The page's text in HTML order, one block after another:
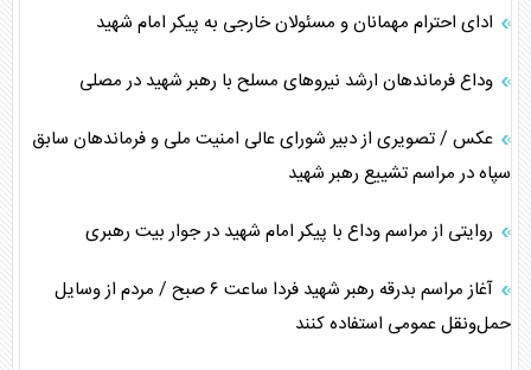
ادای احترام مهمانان و مسئولان خارجی به پیکر امام شهید
وداع فرماندهان ارشد نیروهای مسلح با رهبر شهید در مصلی
عکس / تصویری از دبیر شورای عالی امنیت ملی و فرماندهان سابق
سپاه در مراسم تشییع رهبر شهید
روایتی از مراسم وداع با پیکر امام شهید در جوار بیت رهبری
آغاز مراسم بدرقه رهبر شهید فردا ساعت ۶ صبح / مردم از وسایل
حمل‌ونقل عمومی استفاده کنند